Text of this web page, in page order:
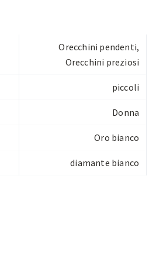
Orecchini pendenti,
Orecchini preziosi
piccoli
Donna
Oro bianco
diamante bianco